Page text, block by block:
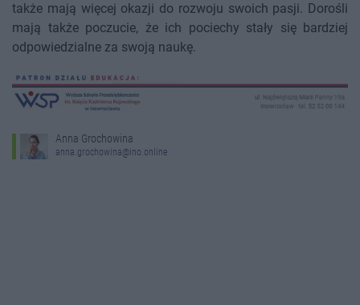
także mają więcej okazji do rozwoju swoich pasji. Dorośli
mają także poczucie, że ich pociechy stały się bardziej
odpowiedzialne za swoją naukę.
Anna Grochowina
anna.grochowina@ino.online